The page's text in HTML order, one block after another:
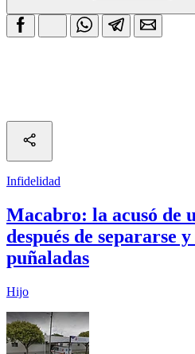
Infidelidad
Macabro: la acusó de
después de separarse
puñaladas
Hijo